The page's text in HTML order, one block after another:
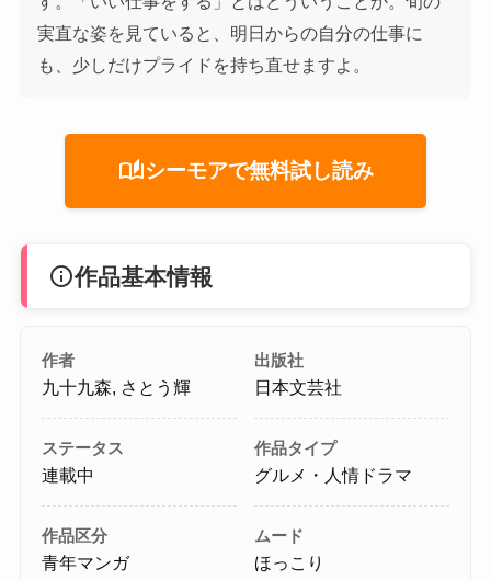
実直な姿を見ていると、明日からの自分の仕事に
も、少しだけプライドを持ち直せますよ。
auto_storiesシーモアで無料試し読み
info作品基本情報
作者
九十九森, さとう輝
出版社
日本文芸社
ステータス
連載中
作品タイプ
グルメ・人情ドラマ
作品区分
青年マンガ
ムード
ほっこり